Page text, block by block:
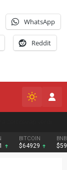
WhatsApp
Reddit
BITCOIN
$64929
BNB